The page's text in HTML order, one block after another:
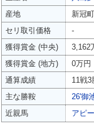
産地
新冠町
セリ取引価格
-
獲得賞金 (中央)
3,162
獲得賞金 (地方)
0万円
通算成績
11戦3
主な勝鞍
26'御
近親馬
アピ